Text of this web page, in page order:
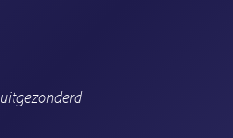
uitgezonderd